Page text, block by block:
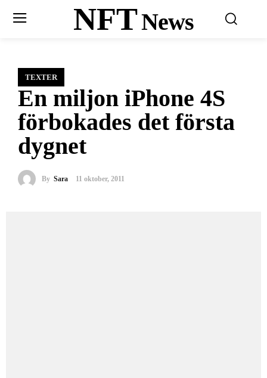
NFTNews
TEXTER
En miljon iPhone 4S
förbokades det första
dygnet
By Sara 11 oktober, 2011